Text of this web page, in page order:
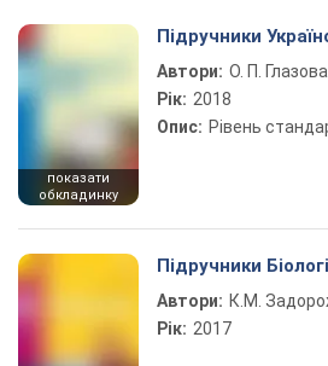
показати
обкладинку
Підручники
Автори: О. П. Глазова
Рік: 2018
Опис: Рівень
Підручники
Автори: К.М.
Рік: 2017